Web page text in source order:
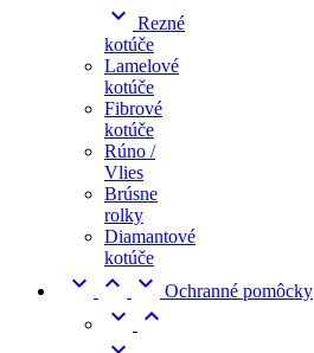
 Rezné
kotúče
Lamelové
kotúče
Fibrové
kotúče
Rúno /
Vlies
Brúsne
rolky
Diamantové
kotúče
   Ochranné pomôcky

